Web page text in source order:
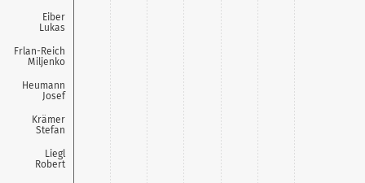
Eiber
Lukas
Frlan-Reich
Miljenko
Heumann
Josef
Krämer
Stefan
Liegl
Robert